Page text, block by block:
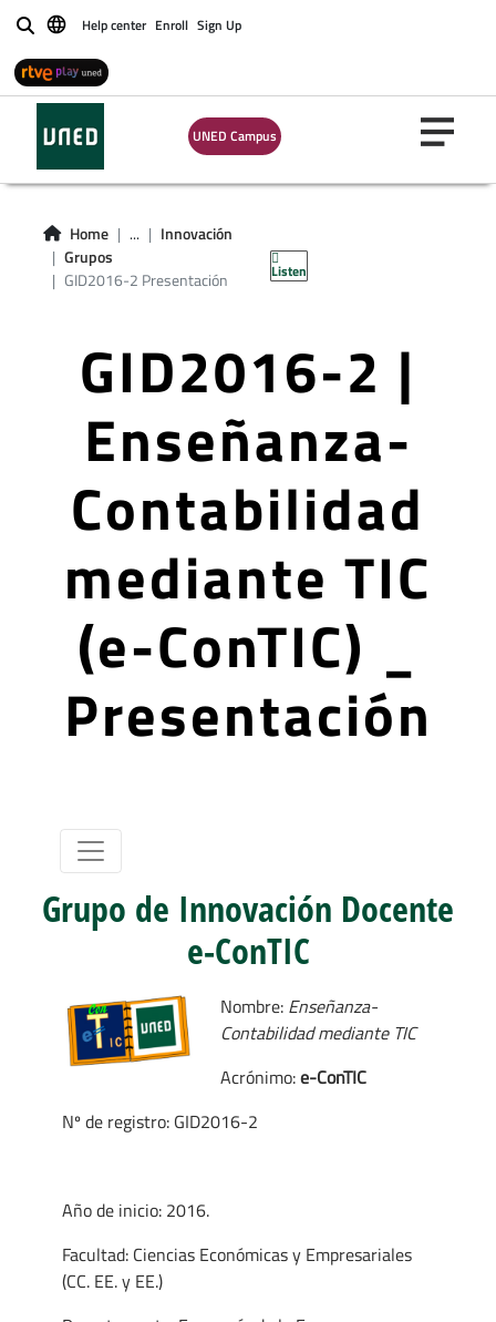
BuscarHelp center Enroll Sign Up
UNED Campus
Home ...
Innovación
Grupos
GID2016-2 Presentación
Listen
GID2016-2 |
Enseñanza-
Contabilidad
mediante TIC
(e-ConTIC) _
Presentación
Grupo de Innovación Docente
e-ConTIC
Nombre: Enseñanza-
Contabilidad mediante TIC
Acrónimo:e-ConTIC
Nº de registro: GID2016-2
Año de inicio: 2016.
Facultad: Ciencias Económicas y Empresariales
(CC. EE. y EE.)